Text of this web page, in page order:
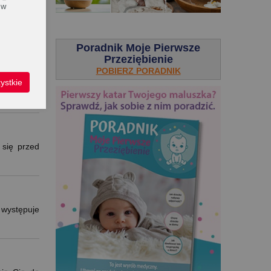
ale
się przed
Poradnik Moje Pierwsze
Przeziębienie
POBIERZ PORADNIK